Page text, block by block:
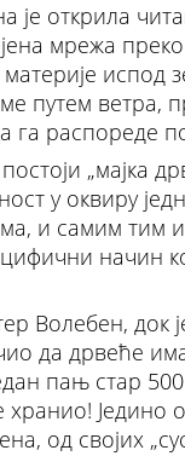
открила
мрежа
испод
путем ветра,
га распореде
„мајка
у оквиру
и самим тим
начин
Волебен, док
да дрвеће
пањ стар
Једино
од својих